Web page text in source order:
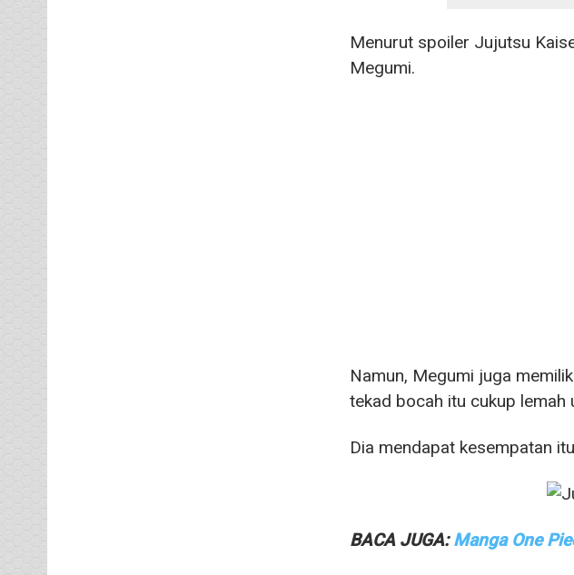
Menurut spoiler Jujutsu
Megumi.
Namun, Megumi juga
tekad bocah itu cukup lemah
Dia mendapat kesempatan
BACA JUGA:Manga One